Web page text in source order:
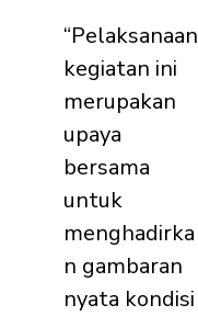
“Pelaksanaan
kegiatan ini
merupakan
upaya
bersama
untuk
menghadirka
n gambaran
nyata kondisi